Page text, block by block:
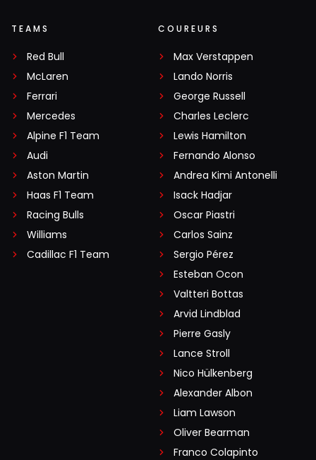
TEAMS
Red Bull
McLaren
Ferrari
Mercedes
Alpine F1 Team
Audi
Aston Martin
Haas F1 Team
Racing Bulls
Williams
Cadillac F1 Team
COUREURS
Max Verstappen
Lando Norris
George Russell
Charles Leclerc
Lewis Hamilton
Fernando Alonso
Andrea Kimi Antonelli
Isack Hadjar
Oscar Piastri
Carlos Sainz
Sergio Pérez
Esteban Ocon
Valtteri Bottas
Arvid Lindblad
Pierre Gasly
Lance Stroll
Nico Hülkenberg
Alexander Albon
Liam Lawson
Oliver Bearman
Franco Colapinto